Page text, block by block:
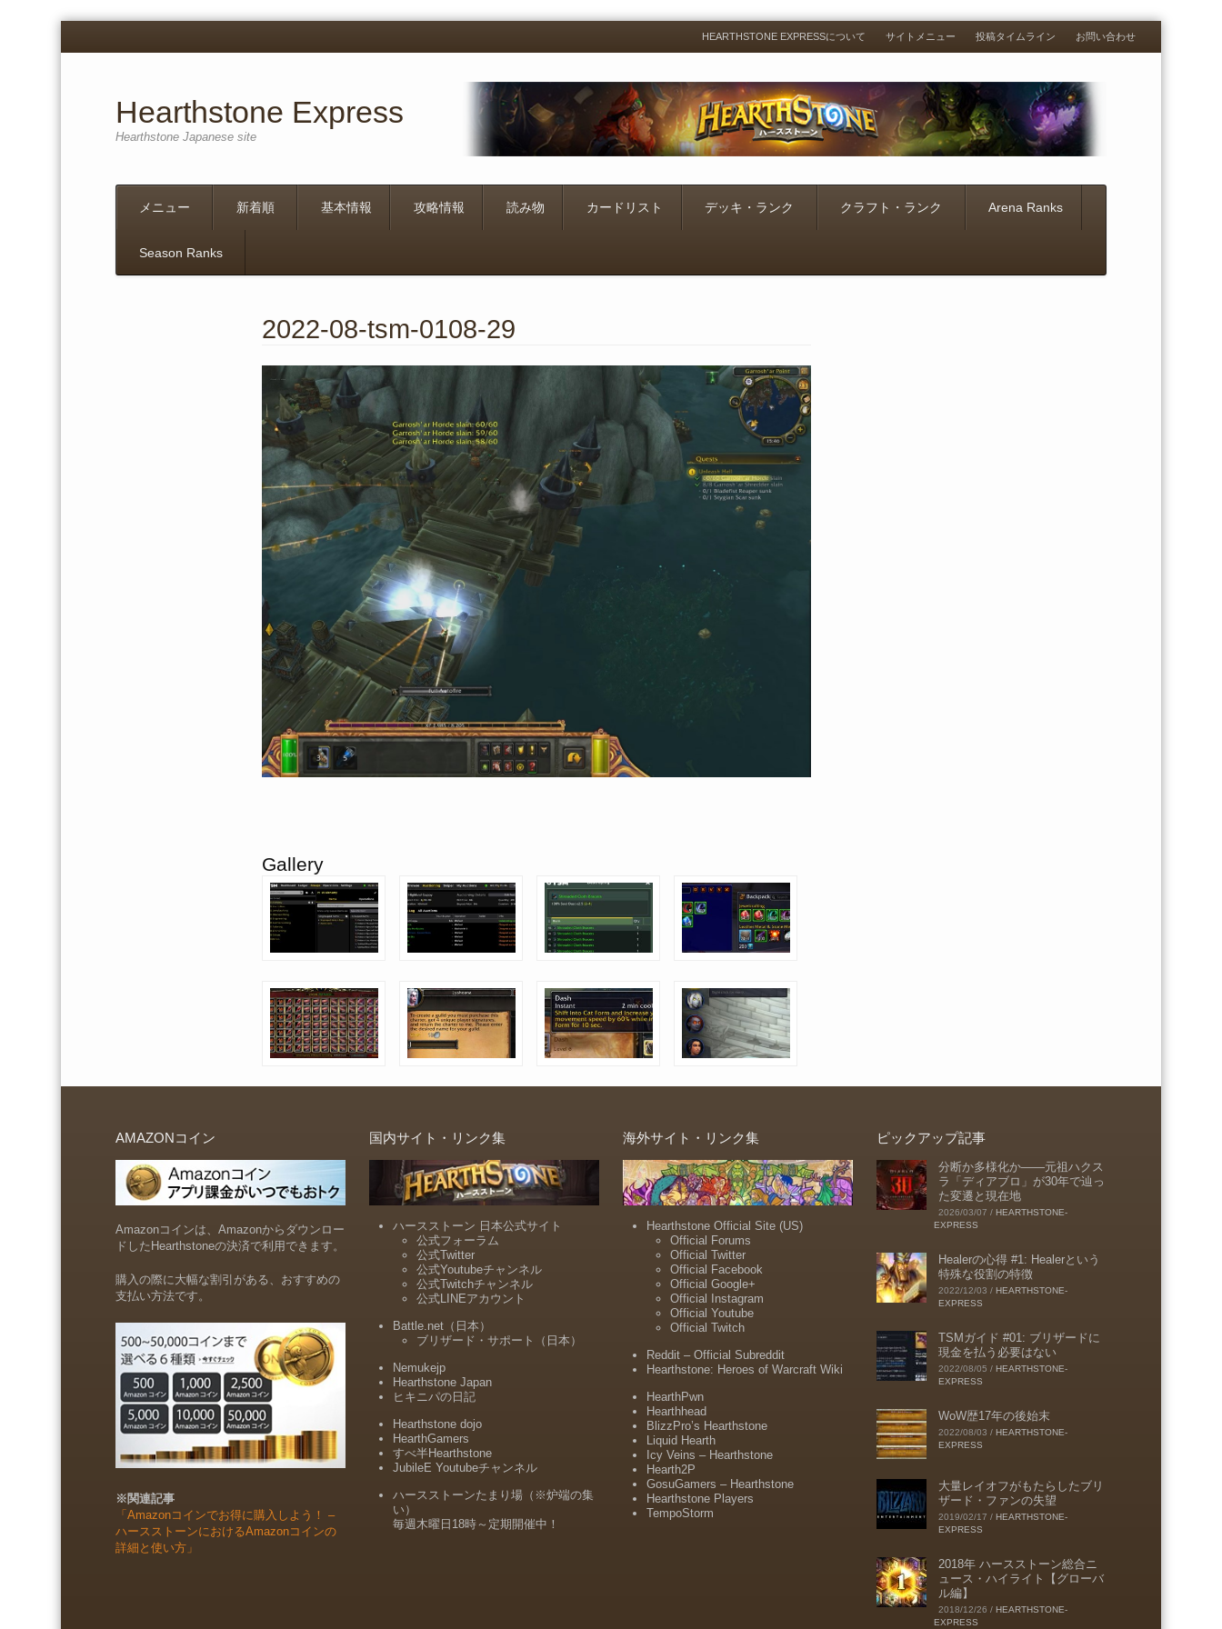
Menu
Skip
to
HEARTHSTONE EXPRESSについて サイトメニュー 投稿タイムライン お問い合わせ
Hearthstone Express
Hearthstone Japanese site
メニュー 新着順 基本情報 攻略情報 読み物 カードリスト デッキ・ランク クラフト・ランク Arena Ranks
Season Ranks
2022-08-tsm-0108-29
Gallery
AMAZONコイン
Amazonコインは、Amazonからダウンロー
ドしたHearthstoneの決済で利用できます。
購入の際に大幅な割引がある、おすすめの
支払い方法です。
※関連記事
「Amazonコインでお得に購入しよう！ –
ハースストーンにおけるAmazonコインの
詳細と使い方」
国内サイト・リンク集
ハースストーン 日本公式サイト
公式フォーラム
公式Twitter
公式Youtubeチャンネル
公式Twitchチャンネル
公式LINEアカウント
Battle.net（日本）
ブリザード・サポート（日本）
Nemukejp
Hearthstone Japan
ヒキニパの日記
Hearthstone dojo
HearthGamers
すべ半Hearthstone
JubileE Youtubeチャンネル
ハースストーンたまり場（※炉端の集
い）
毎週木曜日18時～定期開催中！
海外サイト・リンク集
Hearthstone Official Site (US)
Official Forums
Official Twitter
Official Facebook
Official Google+
Official Instagram
Official Youtube
Official Twitch
Reddit – Official Subreddit
Hearthstone: Heroes of Warcraft Wiki
HearthPwn
Hearthhead
BlizzPro’s Hearthstone
Liquid Hearth
Icy Veins – Hearthstone
Hearth2P
GosuGamers – Hearthstone
Hearthstone Players
TempoStorm
ピックアップ記事
分断か多様化か――元祖ハクス
ラ「ディアブロ」が30年で辿っ
た変遷と現在地
2026/03/07 / HEARTHSTONE-
EXPRESS
Healerの心得 #1: Healerという
特殊な役割の特徴
2022/12/03 / HEARTHSTONE-
EXPRESS
TSMガイド #01: ブリザードに
現金を払う必要はない
2022/08/05 / HEARTHSTONE-
EXPRESS
WoW歴17年の後始末
2022/08/03 / HEARTHSTONE-
EXPRESS
大量レイオフがもたらしたブリ
ザード・ファンの失望
2019/02/17 / HEARTHSTONE-
EXPRESS
2018年 ハースストーン総合ニ
ュース・ハイライト【グローバ
ル編】
2018/12/26 / HEARTHSTONE-
EXPRESS